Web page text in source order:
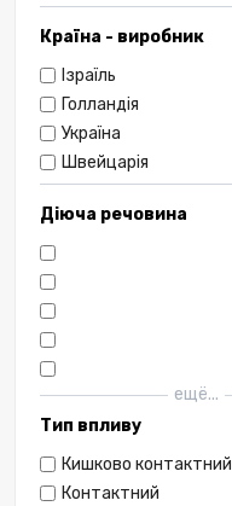
Країна - виробник
Ізраїль
Голландія
Україна
Швейцарія
Діюча речовина
ещё...
Тип впливу
Кишково контактний
Контактний